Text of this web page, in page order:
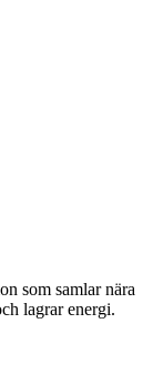
som samlar nära
lagrar energi.